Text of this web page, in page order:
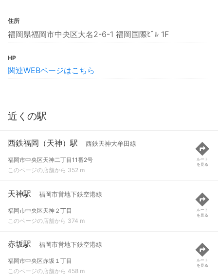
住所
福岡県福岡市中央区大名2-6-1 福岡国際ﾋﾞﾙ 1F
HP
関連WEBページはこちら
近くの駅
西鉄福岡（天神）駅 西鉄天神大牟田線
福岡市中央区天神二丁目11番2号
このページの店舗から 352 m
ルート
を見る
天神駅 福岡市営地下鉄空港線
福岡市中央区天神２丁目
このページの店舗から 374 m
ルート
を見る
赤坂駅 福岡市営地下鉄空港線
福岡市中央区赤坂１丁目
このページの店舗から 458 m
ルート
を見る